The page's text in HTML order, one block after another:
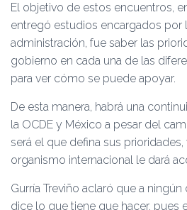
El objetivo de estos encuentros,
entregó estudios encargados por
administración, fue saber las
gobierno en cada una de las
para ver cómo se puede apoyar.
De esta manera, habrá una
la OCDE y México a pesar del
será el que defina sus
organismo internacional le dará
Gurría Treviño aclaró que a
dice lo que tiene que hacer, pues